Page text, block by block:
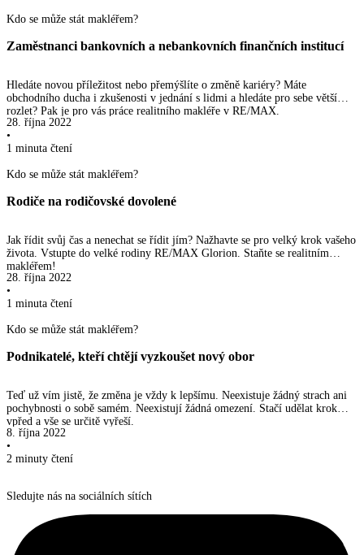
Kdo se může stát makléřem?
Zaměstnanci bankovních a nebankovních finančních institucí
Hledáte novou příležitost nebo přemýšlíte o změně kariéry? Máte
obchodního ducha i zkušenosti v jednání s lidmi a hledáte pro sebe větší
rozlet? Pak je pro vás práce realitního makléře v RE/MAX.
28. října 2022
•
1 minuta čtení
Kdo se může stát makléřem?
Rodiče na rodičovské dovolené
Jak řídit svůj čas a nenechat se řídit jím? Nažhavte se pro velký krok vašeho
života. Vstupte do velké rodiny RE/MAX Glorion. Staňte se realitním
makléřem!
28. října 2022
•
1 minuta čtení
Kdo se může stát makléřem?
Podnikatelé, kteří chtějí vyzkoušet nový obor
Teď už vím jistě, že změna je vždy k lepšímu. Neexistuje žádný strach ani
pochybnosti o sobě samém. Neexistují žádná omezení. Stačí udělat krok
vpřed a vše se určitě vyřeší.
8. října 2022
•
2 minuty čtení
Sledujte nás na sociálních sítích